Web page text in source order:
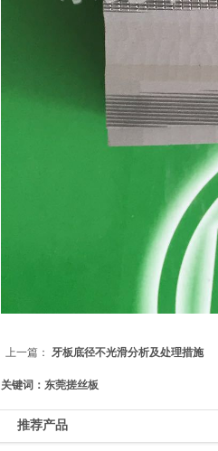
上一篇： 牙板底径不光滑分析及处理措施
关键词：东莞搓丝板
推荐产品